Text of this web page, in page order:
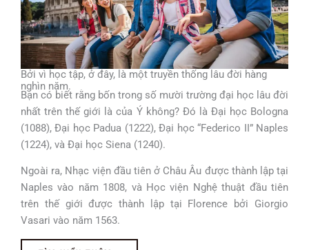
Bởi vì học tập, ở đây, là một truyền thống lâu đời hàng
nghìn năm.
Bạn có biết rằng bốn trong số mười trường đại học lâu đời
nhất trên thế giới là của Ý không? Đó là Đại học Bologna
(1088), Đại học Padua (1222), Đại học “Federico II” Naples
(1224), và Đại học Siena (1240).
Ngoài ra, Nhạc viện đầu tiên ở Châu Âu được thành lập tại
Naples vào năm 1808, và Học viện Nghệ thuật đầu tiên
trên thế giới được thành lập tại Florence bởi Giorgio
Vasari vào năm 1563.